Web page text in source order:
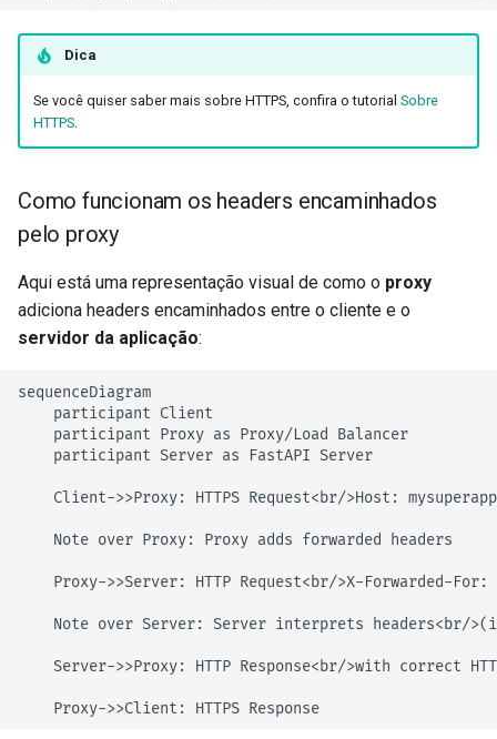
Dica
Se você quiser saber mais sobre HTTPS, confira o tutorial Sobre
HTTPS.
Como funcionam os headers encaminhados
pelo proxy
Aqui está uma representação visual de como o proxy
adiciona headers encaminhados entre o cliente e o
servidor da aplicação:
sequenceDiagram
    participant Client
    participant Proxy as Proxy/Load Balancer
    participant Server as FastAPI Server
Client->>Proxy: HTTPS Request<br/>Host:
    Note over Proxy: Proxy adds forwarded headers
Proxy->>Server: HTTP Request<br/>X-Forwarded-
Note over Server: Server interprets headers<br/
Server->>Proxy: HTTP Response<br/>with correct
    Proxy->>Client: HTTPS Response